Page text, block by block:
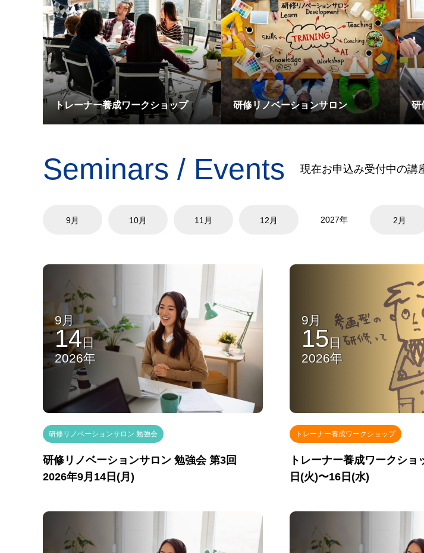
トレーナー養成ワークショップ 研修リノベーションサロン 研
Seminars / Events 現在お申込み受付中の講
9月 10月 11月 12月 2027年 2月
9月
14日
2026年
研修リノベーションサロン 勉強会
研修リノベーションサロン 勉強会 第3回
2026年9月14日(月)
9月
15日
2026年
トレーナー養成ワークショップ
トレーナー養成ワークショ
日(火)〜16日(水)